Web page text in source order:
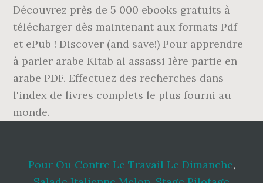
Découvrez près de 5 000 ebooks gratuits à
télécharger dès maintenant aux formats Pdf
et ePub ! Discover (and save!) Pour apprendre
à parler arabe Kitab al assassi 1ère partie en
arabe PDF. Effectuez des recherches dans
l'index de livres complets le plus fourni au
monde.
Pour Ou Contre Le Travail Le Dimanche,